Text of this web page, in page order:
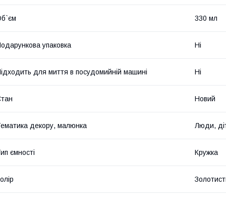
330 мл
упаковка Ні
для миття в посудомийній машині Ні
Новий
декору, малюнка Люди,
ємності Кружка